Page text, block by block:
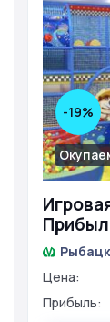
-19%
Цена:
Прибыль: